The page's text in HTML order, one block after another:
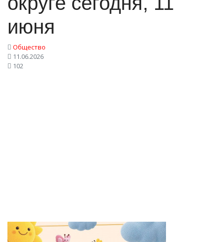
июня
Общество
11.06.2026
102